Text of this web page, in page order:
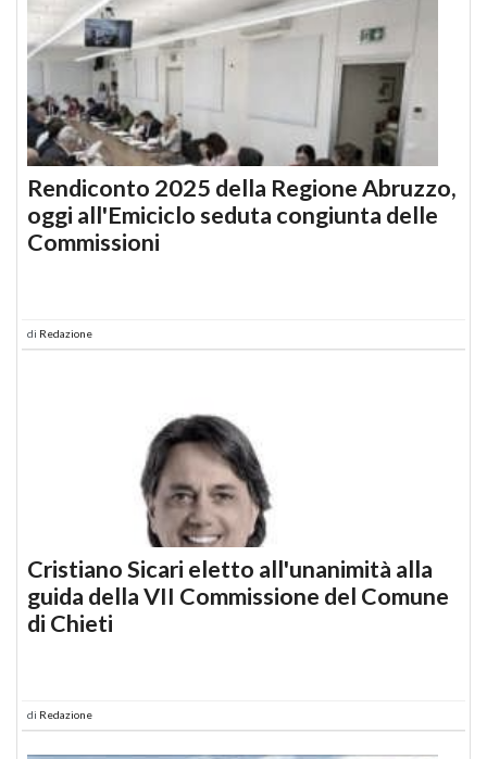
Rendiconto 2025 della Regione Abruzzo,
oggi all'Emiciclo seduta congiunta delle
Commissioni
di Redazione
Cristiano Sicari eletto all'unanimità alla
guida della VII Commissione del Comune
di Chieti
di Redazione